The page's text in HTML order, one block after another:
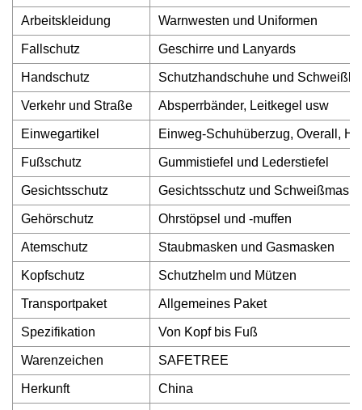
Arbeitskleidung Warnwesten und Uniformen
Fallschutz Geschirre und Lanyards
Handschutz Schutzhandschuhe und
Verkehr und Straße Absperrbänder, Leitkegel usw
Einwegartikel Einweg-Schuhüberzug, Overall,
Fußschutz Gummistiefel und Lederstiefel
Gesichtsschutz Gesichtsschutz und
Gehörschutz Ohrstöpsel und -muffen
Atemschutz Staubmasken und Gasmasken
Kopfschutz Schutzhelm und Mützen
Transportpaket Allgemeines Paket
Spezifikation Von Kopf bis Fuß
Warenzeichen SAFETREE
Herkunft China